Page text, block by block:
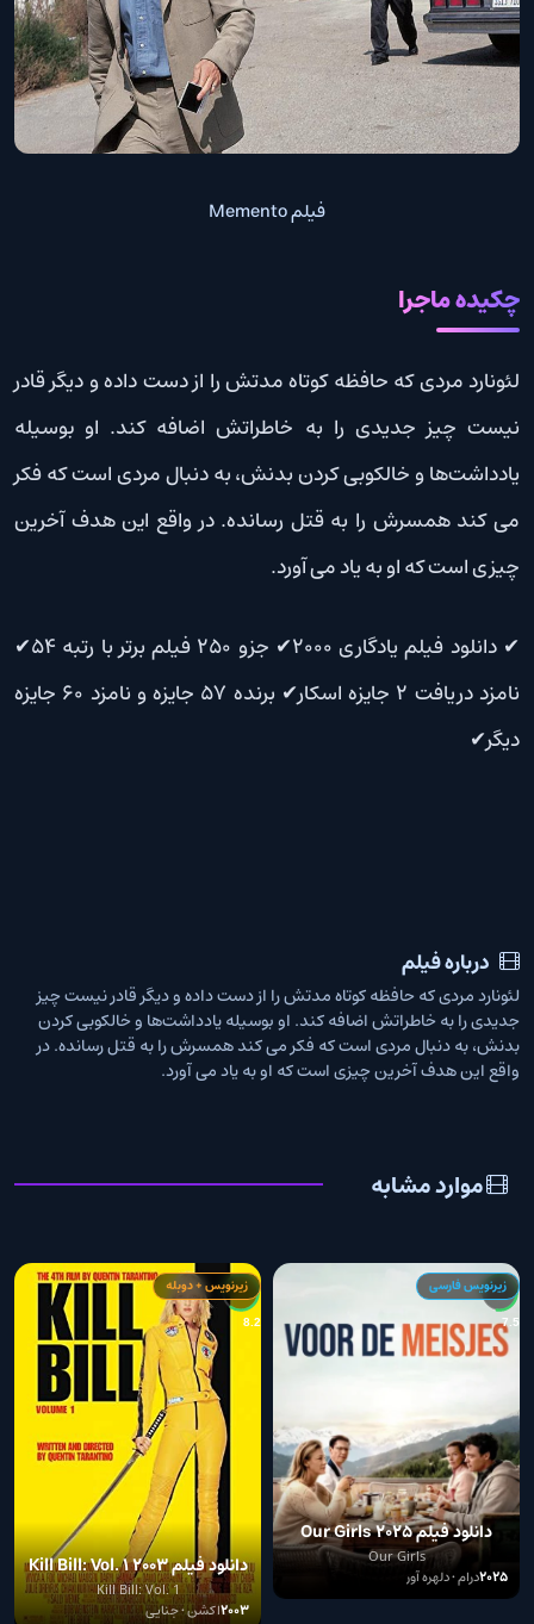
فیلم Memento
چکیده ماجرا
لئونارد مردی که حافظه کوتاه مدتش را از دست داده و دیگر قادر
نیست چیز جدیدی را به خاطراتش اضافه کند. او بوسیله
یادداشت‌ها و خالکوبی‌ کردن بدنش، به دنبال مردی است که فکر
می کند همسرش را به قتل رسانده. در واقع این هدف آخرین
چیزی است که او به یاد می آورد.
✔ دانلود فیلم یادگاری 2000✔ جزو 250 فیلم برتر با رتبه 54✔
نامزد دریافت 2 جایزه اسکار✔ برنده 57 جایزه و نامزد 60 جایزه
دیگر✔
درباره فیلم
لئونارد مردی که حافظه کوتاه مدتش را از دست داده و دیگر قادر نیست چیز
جدیدی را به خاطراتش اضافه کند. او بوسیله یادداشت‌ها و خالکوبی‌ کردن
بدنش، به دنبال مردی است که فکر می کند همسرش را به قتل رسانده. در
واقع این هدف آخرین چیزی است که او به یاد می آورد.
موارد مشابه
7.5
زیرنویس فارسی
دانلود فیلم Our Girls 2025
Our Girls
2025درام • دلهره آور
8.2
زیرنویس + دوبله
دانلود فیلم Kill Bill: Vol. 1 2003
Kill Bill: Vol. 1
2003اکشن • جنایی